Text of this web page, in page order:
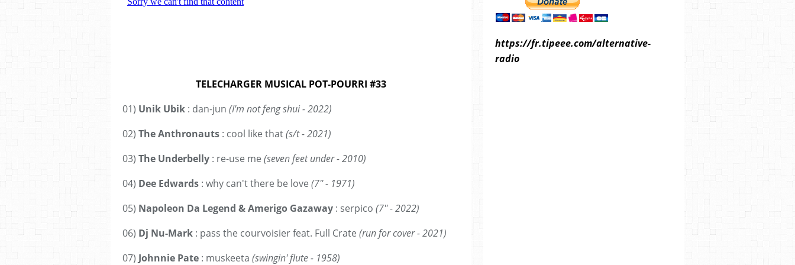
TELECHARGER MUSICAL POT-POURRI #33
01) Unik Ubik : dan-jun (I'm not feng shui - 2022)
02) The Anthronauts : cool like that(s/t - 2021)
03) The Underbelly : re-use me (seven feet under - 2010)
04) Dee Edwards : why can't there be love (7'' - 1971)
05) Napoleon Da Legend & Amerigo Gazaway : serpico (7'' - 2022)
06) Dj Nu-Mark : pass the courvoisier feat. Full Crate (run for cover - 2021)
07) Johnnie Pate : muskeeta (swingin' flute - 1958)
https://fr.tipeee.com/alternative-
radio